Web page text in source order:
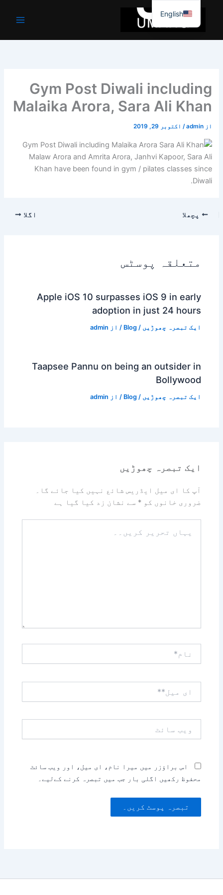
جائیں۔
Gym Post Diwali including
Malaika Arora, Sara Ali Khan
از admin
/ اکتوبر 29, 2019
Malaw Arora and Amrita Arora, Janhvi Kapoor, Sara Ali
Khan have been found in gym / pilates classes since
Diwali.
پچھلا اگلا
متعلقہ پوسٹس
Apple iOS 10 surpasses iOS 9 in early
adoption in just 24 hours
ایک تبصرہ چھوڑیں /
Blog / از admin
Taapsee Pannu on being an outsider in
Bollywood
ایک تبصرہ چھوڑیں /
Blog / از admin
ایک تبصرہ چھوڑیں
آپ کا ای میل ایڈریس شائع نہیں کیا جائے گا۔
ضروری خانوں کو* سے نشان زد کیا گیا ہے
تحریر
میل**
سائٹ
اس براؤزر میں میرا نام، ای میل، اور ویب سائٹ
محفوظ رکھیں اگلی بار جب میں تبصرہ کرنے کےلیے۔
English